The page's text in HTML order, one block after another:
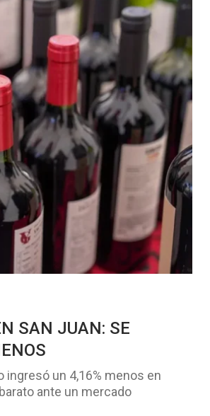
SAN JUAN: SE
ingresó un 4,16% menos en
ante un mercado